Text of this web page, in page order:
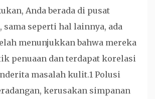
Anda berada di pusat
seperti hal lainnya, ada
menunjukkan bahwa mereka
penuaan dan terdapat korelasi
masalah kulit.1 Polusi
kerusakan simpanan